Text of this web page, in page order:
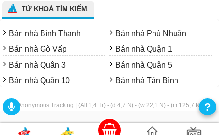
TỪ KHOÁ TÌM KIẾM.
Bán nhà Bình Thạnh
Bán nhà Phú Nhuận
Bán nhà Gò Vấp
Bán nhà Quận 1
Bán nhà Quận 3
Bán nhà Quận 5
Bán nhà Quận 10
Bán nhà Tân Bình
Anonymous Tracking | (All:1,4 Tr) - (d:4,7 N) - (w:22,1 N) - (m:125,7 N) ?